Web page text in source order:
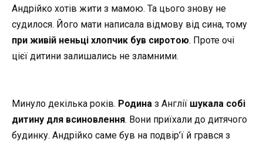
Андрійко хотів жити з мамою. Та цього знову не
судилося. Його мати написала відмову від сина, тому
при живій неньці хлопчик був сиротою. Проте очі
цієї дитини залишались не зламними.
Минуло декілька років. Родина з Англії шукала собі
дитину для всиновлення. Вони приїхали до дитячого
будинку. Андрійко саме був на подвір’ї й грався з